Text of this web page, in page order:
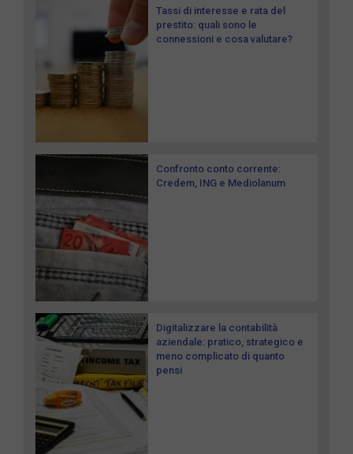
Tassi di interesse e rata del
prestito: quali sono le
connessioni e cosa valutare?
Confronto conto corrente:
Credem, ING e Mediolanum
Digitalizzare la contabilità
aziendale: pratico, strategico e
meno complicato di quanto
pensi